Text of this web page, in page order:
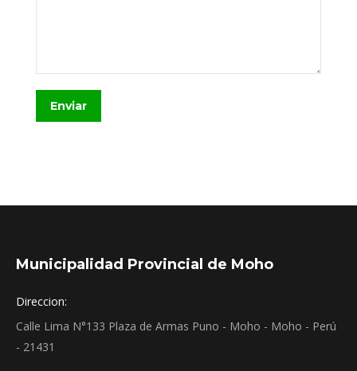
Enviar
Municipalidad Provincial de Moho
Direccion:
Calle Lima N°133 Plaza de Armas Puno - Moho - Moho - Perú
- 21431